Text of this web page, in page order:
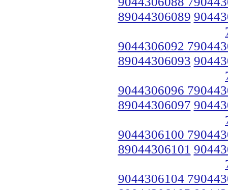
89044306089
9044306092
89044306093
9044306096
89044306097
9044306100
89044306101
9044306104